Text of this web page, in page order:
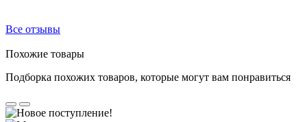
Все отзывы
Похожие товары
Подборка похожих товаров, которые могут вам понравиться